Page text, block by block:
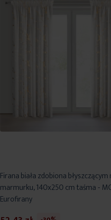
Firana biała zdobiona
marmurku, 140x250 cm taśma -
Eurofirany